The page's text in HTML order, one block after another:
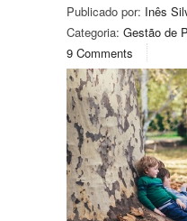
Publicado por: Inês
Categoria: Gestão de
9 Comments